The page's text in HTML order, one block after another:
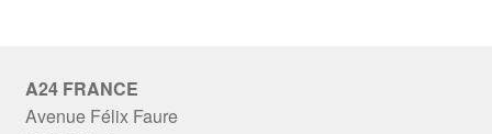
A24 FRANCE
Avenue Félix Faure